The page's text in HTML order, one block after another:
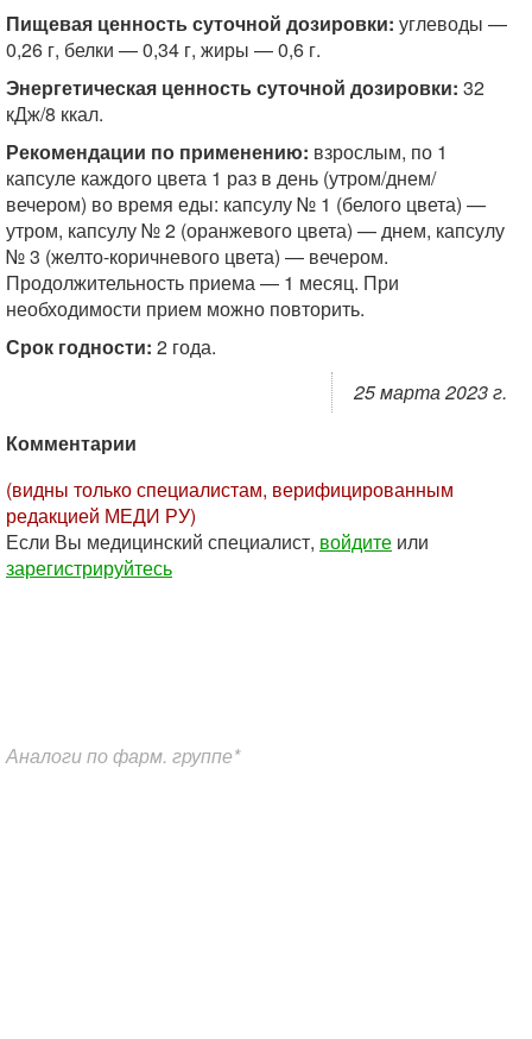
Пищевая ценность суточной дозировки: углеводы —
0,26 г, белки — 0,34 г, жиры — 0,6 г.
Энергетическая ценность суточной дозировки: 32
кДж/8 ккал.
Рекомендации по применению: взрослым, по 1
капсуле каждого цвета 1 раз в день (утром/днем/
вечером) во время еды: капсулу № 1 (белого цвета) —
утром, капсулу № 2 (оранжевого цвета) — днем, капсулу
№ 3 (желто-коричневого цвета) — вечером.
Продолжительность приема — 1 месяц. При
необходимости прием можно повторить.
Срок годности: 2 года.
25 марта 2023 г.
Комментарии
(видны только специалистам, верифицированным
редакцией МЕДИ РУ)
Если Вы медицинский специалист, войдите или
зарегистрируйтесь
Аналоги по фарм. группе*